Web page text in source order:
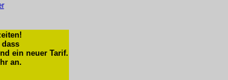
dass
ein neuer Tarif.
an.